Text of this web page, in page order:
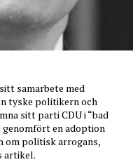
samarbete med
tyske politikern och
sitt parti CDU i “bad
genomfört en adoption
om politisk arrogans,
artikel.